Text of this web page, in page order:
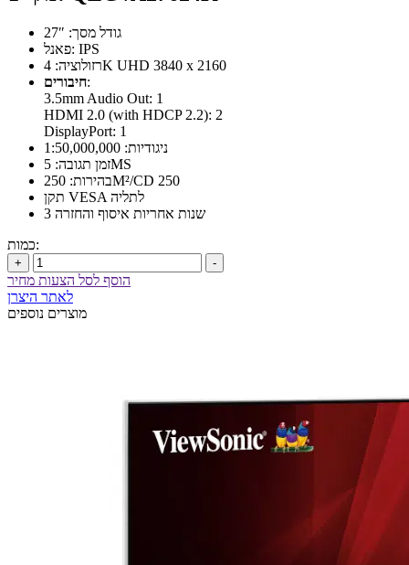
פאנל: IPS
רזולוציה: 4K UHD 3840 x 2160
חיבורים:
3.5mm Audio Out: 1
HDMI 2.0 (with HDCP 2.2): 2
DisplayPort: 1
ניגודיות: 1:50,000,000
זמן תגובה: 5MS
בהירות: 250M²/CD 250
תקן VESA לתליה
3 שנות אחריות איסוף והחזרה
כמות:
+ -
הוסף לסל הצעות מחיר
לאתר היצרן
מוצרים נוספים